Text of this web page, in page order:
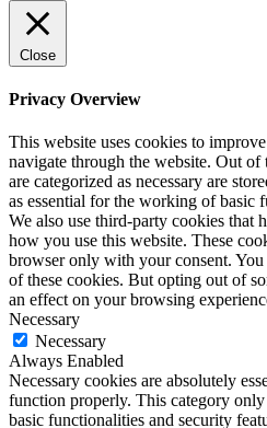
Close
Privacy Overview
This website uses cookies to
navigate through the website. Out of
are categorized as necessary are
as essential for the working of basic
We also use third-party cookies that
how you use this website. These
browser only with your consent.
of these cookies. But opting out of
an effect on your browsing
Necessary
Necessary
Always Enabled
Necessary cookies are absolutely
function properly. This category
basic functionalities and security